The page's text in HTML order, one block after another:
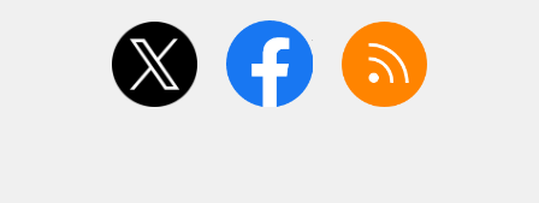
twitter facebook